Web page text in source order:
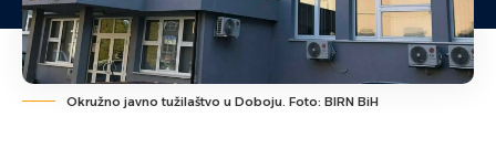
Okružno javno tužilaštvo u Doboju. Foto: BIRN BiH